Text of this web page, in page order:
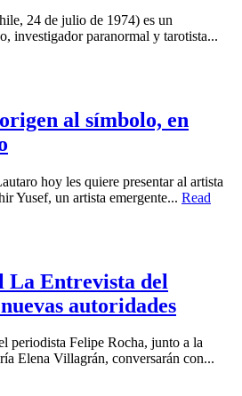
24 de julio de 1974) es un
investigador paranormal y tarotista...
al símbolo, en
hoy les quiere presentar al artista
Yusef, un artista emergente... Read
La Entrevista del
autoridades
periodista Felipe Rocha, junto a la
Elena Villagrán, conversarán con...